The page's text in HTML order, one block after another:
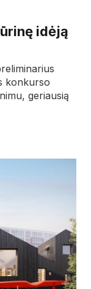
idėją
konkurso
geriausią